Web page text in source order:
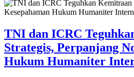
TNI dan ICRC
Strategis, Perpanjang
Hukum Humaniter